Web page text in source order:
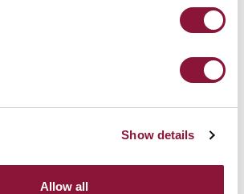
Show details
Allow all